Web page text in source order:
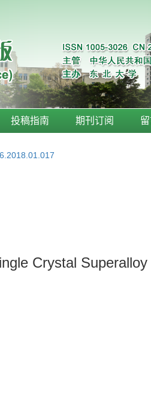
投稿指南 期刊订阅
Crystal Superalloy